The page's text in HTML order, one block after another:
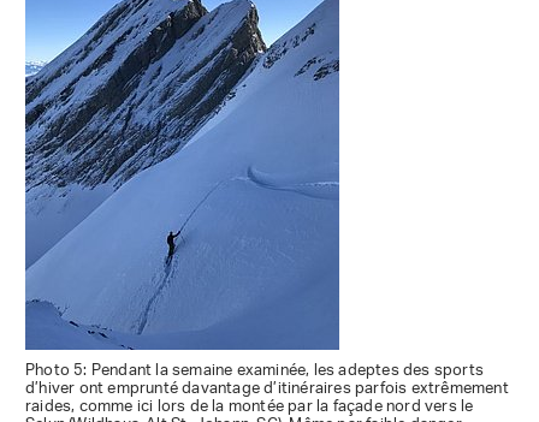
Photo 5: Pendant la semaine examinée, les adeptes des sports
d’hiver ont emprunté davantage d’itinéraires parfois extrêmement
raides, comme ici lors de la montée par la façade nord vers le